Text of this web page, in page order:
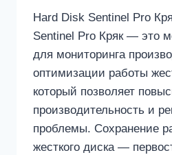
Hard Disk Sentinel Pro
Sentinel Pro Кряк — это
для мониторинга
оптимизации работы
который позволяет
производительность и
проблемы. Сохранение
жесткого диска —